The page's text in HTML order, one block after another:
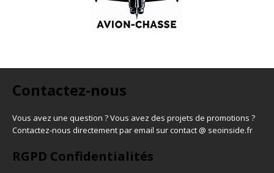
Contactez-nous
Vous avez une question ? Vous avez des projets de promotions ?
Contactez-nous directement par email sur contact @ seoinside.fr
RGPD Confidentialités